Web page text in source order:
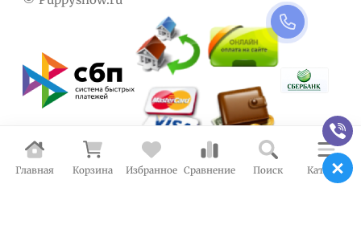
Главная Корзина Избранное Сравнение Поиск Каталог